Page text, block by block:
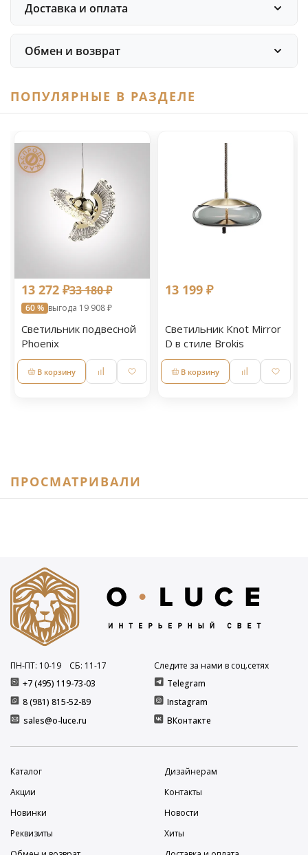
Доставка и оплата
Обмен и возврат
ПОПУЛЯРНЫЕ В РАЗДЕЛЕ
13 272 ₽33 180 ₽
60 % выгода 19 908 ₽
Светильник подвесной
Phoenix
В корзину
13 199 ₽
Светильник Knot Mirror
D в стиле Brokis
В корзину
ПРОСМАТРИВАЛИ
+7 (495) 119-73-03
8 (981) 815-52-89
ПН-ПТ: 10-19 СБ: 11-17
sales@o-luce.ru
Следите за нами в соц.сетях
Telegram
Instagram
ВКонтакте
Каталог
Дизайнерам
Акции
Контакты
Новинки
Новости
Реквизиты
Хиты